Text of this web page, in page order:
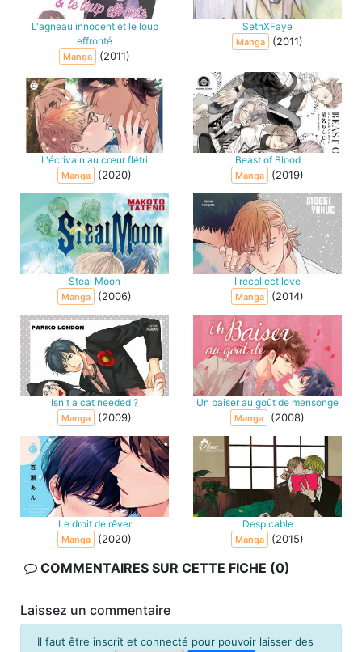
L'agneau innocent et le loup
effronté
Manga (2011)
SethXFaye
Manga (2011)
L'écrivain au cœur flétri
Manga (2020)
Beast of Blood
Manga (2019)
Steal Moon
Manga (2006)
I recollect love
Manga (2014)
Isn't a cat needed ?
Manga (2009)
Un baiser au goût de mensonge
Manga (2008)
Le droit de rêver
Manga (2020)
Despicable
Manga (2015)
COMMENTAIRES SUR CETTE FICHE (0)
Laissez un commentaire
Il faut être inscrit et connecté pour pouvoir laisser des